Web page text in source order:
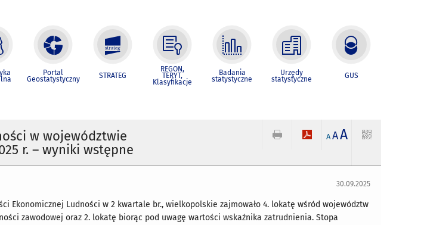
Portal
Geostatystyczny STRATEG
REGON,
TERYT,
Klasyfikacje
Badania
statystyczne
Urzędy
statystyczne GUS
w województwie
r. – wyniki wstępne
A AA
30.09.2025
Ekonomicznej Ludności w 2 kwartale br., wielkopolskie zajmowało 4. lokatę wśród województw
zawodowej oraz 2. lokatę biorąc pod uwagę wartości wskaźnika zatrudnienia. Stopa